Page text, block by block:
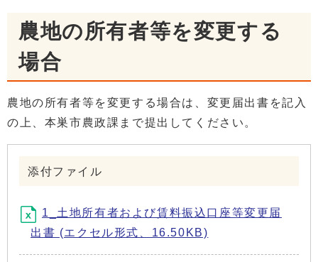
農地の所有者等を変更する
場合
農地の所有者等を変更する場合は、変更届出書を記入
の上、本巣市農政課まで提出してください。
添付ファイル
1_土地所有者および賃料振込口座等変更届
出書 (エクセル形式、16.50KB)